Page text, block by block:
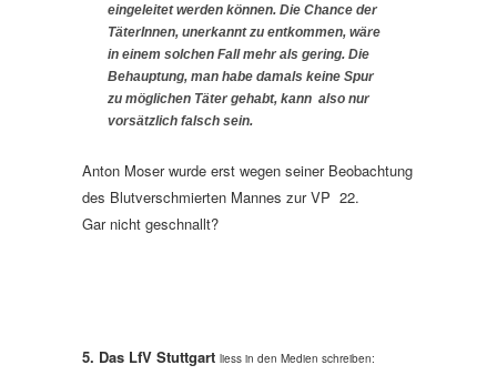
eingeleitet werden können. Die Chance der
TäterInnen, unerkannt zu entkommen, wäre
in einem solchen Fall mehr als gering. Die
Behauptung, man habe damals keine Spur
zu möglichen Täter gehabt, kann also nur
vorsätzlich falsch sein.
Anton Moser wurde erst wegen seiner Beobachtung
des Blutverschmierten Mannes zur VP 22.
Gar nicht geschnallt?
5. Das LfV Stuttgart liess in den Medien schreiben: